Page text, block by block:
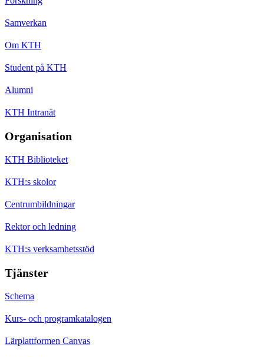
Samverkan
Om KTH
Student på KTH
Alumni
KTH Intranät
Organisation
KTH Biblioteket
KTH:s skolor
Centrumbildningar
Rektor och ledning
KTH:s verksamhetsstöd
Tjänster
Schema
Kurs- och programkatalogen
Lärplattformen Canvas